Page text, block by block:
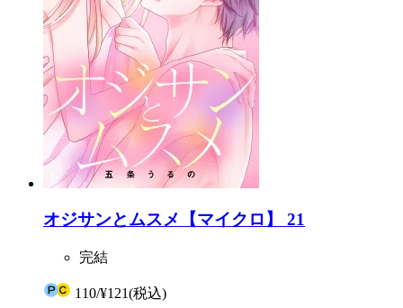
オジサンとムスメ【マイクロ】 21
完結
110/¥121(税込)